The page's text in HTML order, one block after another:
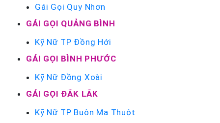
Gái Gọi Quy Nhơn
GÁI GỌI QUẢNG BÌNH
Kỹ Nữ TP Đồng Hới
GÁI GỌI BÌNH PHƯỚC
Kỹ Nữ Đồng Xoài
GÁI GỌI ĐẮK LẮK
Kỹ Nữ TP Buôn Ma Thuột